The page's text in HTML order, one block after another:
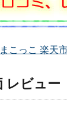
こっこ 楽天
レビュー